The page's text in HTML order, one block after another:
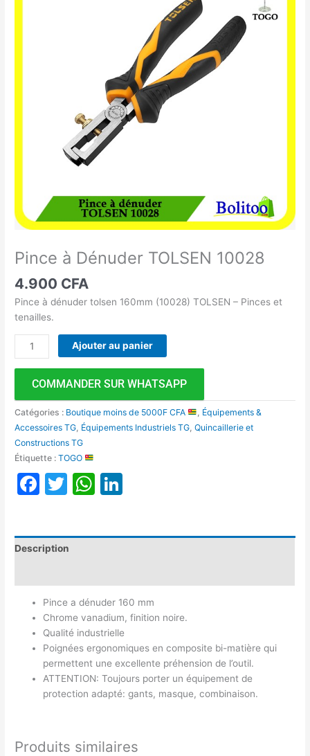
Pince à Dénuder TOLSEN 10028
4.900 CFA
Pince à dénuder tolsen 160mm (10028) TOLSEN – Pinces et
tenailles.
Ajouter au panier
COMMANDER SUR WHATSAPP
Catégories : Boutique moins de 5000F CFA
Équipements &
Accessoires TG Équipements Industriels TG ,Quincaillerie et
Constructions TG
Étiquette :TOGO
Facebook
TwitterWhatsApp
Description
Pince a dénuder 160 mm
Chrome vanadium, finition noire.
Qualité industrielle
Poignées ergonomiques en composite bi-matière qui
permettent une excellente préhension de l’outil.
ATTENTION: Toujours porter un équipement de
protection adapté: gants, masque, combinaison.
Produits similaires